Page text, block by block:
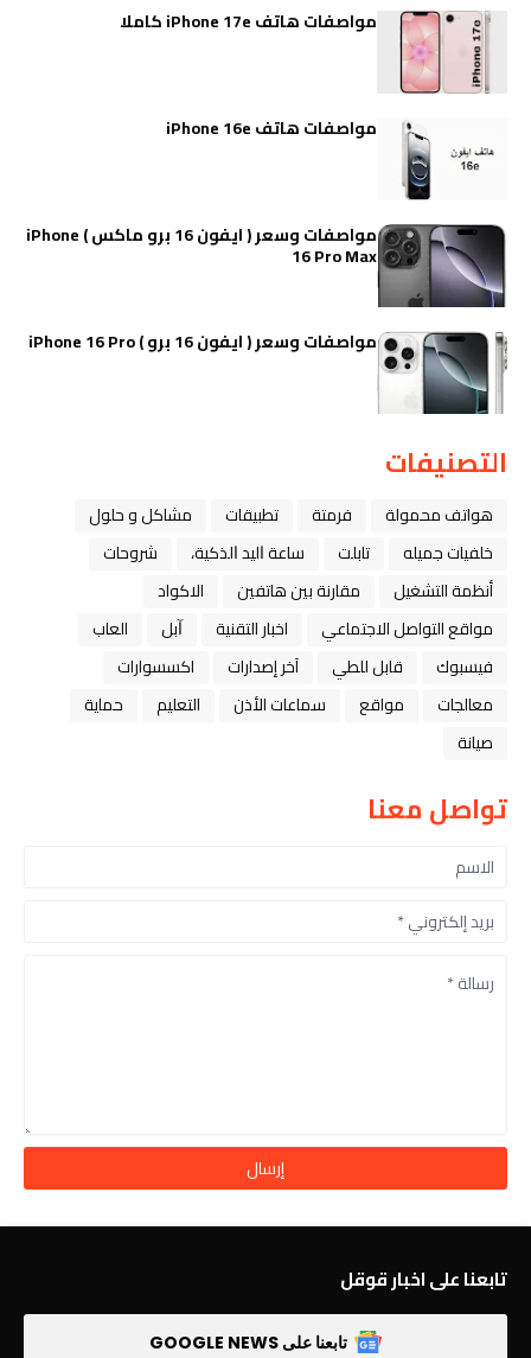
مواصفات هاتف iPhone 17e كاملا
مواصفات هاتف iPhone 16e
مواصفات وسعر ( ايفون 16 برو ماكس ) iPhone
16 Pro Max
مواصفات وسعر ( ايفون 16 برو ) iPhone 16 Pro
التصنيفات
هواتف محمولة فرمتة تطبيقات
مشاكل و حلول
خلفيات جميله
تابلت ﺳﺎﻋﺔ ﺍﻟﻴﺪ ﺍﻟﺬﻛﻴﺔ،
شروحات
أنظمة التشغيل
مقارنة بين هاتفين
الاكواد
مواقع التواصل الاجتماعي
اخبار التقنية ﺁﺑﻞ
العاب
فيسبوك
قابل للطي آخر إصدارات
اكسسوارات
معالجات
مواقع سماعات الأذن التعليم
حماية
صيانة
تواصل معنا
تابعنا على اخبار قوقل
تابعنا على GOOGLE NEWS